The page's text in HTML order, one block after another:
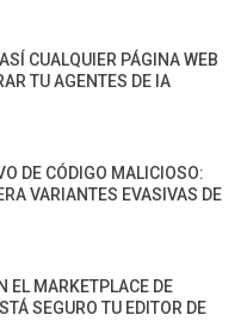
CUALQUIER PÁGINA WEB
TU AGENTES DE IA
DE CÓDIGO MALICIOSO:
VARIANTES EVASIVAS DE
EL MARKETPLACE DE
SEGURO TU EDITOR DE